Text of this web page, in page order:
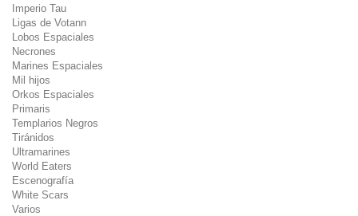
Imperio Tau
Ligas de Votann
Lobos Espaciales
Necrones
Marines Espaciales
Mil hijos
Orkos Espaciales
Primaris
Templarios Negros
Tiránidos
Ultramarines
World Eaters
Escenografía
White Scars
Varios